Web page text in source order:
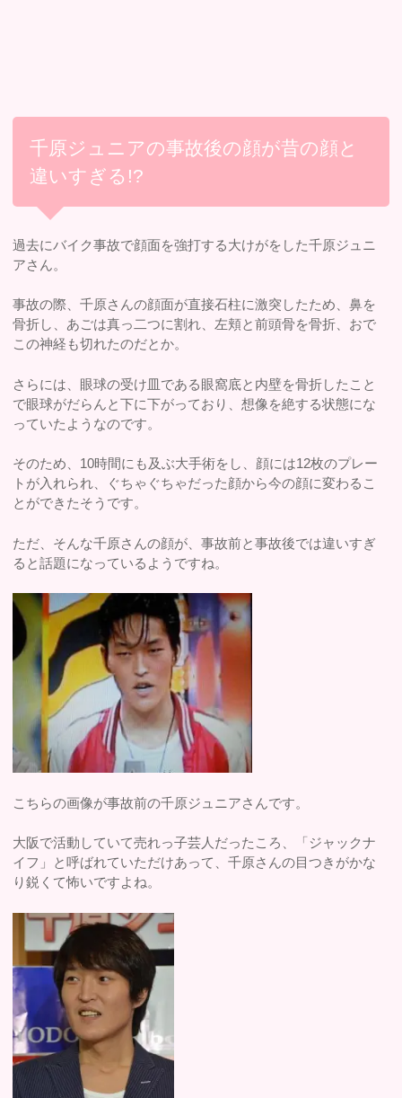
千原ジュニアの事故後の顔が昔の顔と
違いすぎる!?
過去にバイク事故で顔面を強打する大けがをした千原ジュニ
アさん。
事故の際、千原さんの顔面が直接石柱に激突したため、鼻を
骨折し、あごは真っ二つに割れ、左頬と前頭骨を骨折、おで
この神経も切れたのだとか。
さらには、眼球の受け皿である眼窩底と内壁を骨折したこと
で眼球がだらんと下に下がっており、想像を絶する状態にな
っていたようなのです。
そのため、10時間にも及ぶ大手術をし、顔には12枚のプレー
トが入れられ、ぐちゃぐちゃだった顔から今の顔に変わるこ
とができたそうです。
ただ、そんな千原さんの顔が、事故前と事故後では違いすぎ
ると話題になっているようですね。
こちらの画像が事故前の千原ジュニアさんです。
大阪で活動していて売れっ子芸人だったころ、「ジャックナ
イフ」と呼ばれていただけあって、千原さんの目つきがかな
り鋭くて怖いですよね。